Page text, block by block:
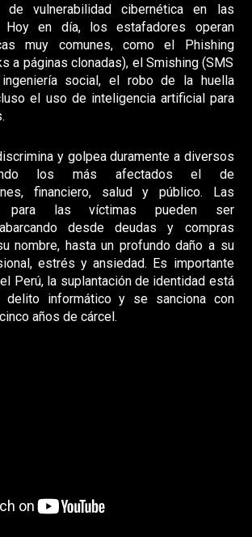
de vulnerabilidad cibernética en las
Hoy en día, los estafadores operan
muy comunes, como el Phishing
a páginas clonadas), el Smishing(SMS
social, el robo de la huella
el uso de inteligencia artificial para
.
y golpea duramente a diversos
los más afectados el de
financiero, salud y público. Las
para las víctimas pueden ser
desde deudas y compras
nombre, hasta un profundo daño a su
estrés y ansiedad. Es importante
Perú, la suplantación de identidad está
delito informático y se sanciona con
años de cárcel.